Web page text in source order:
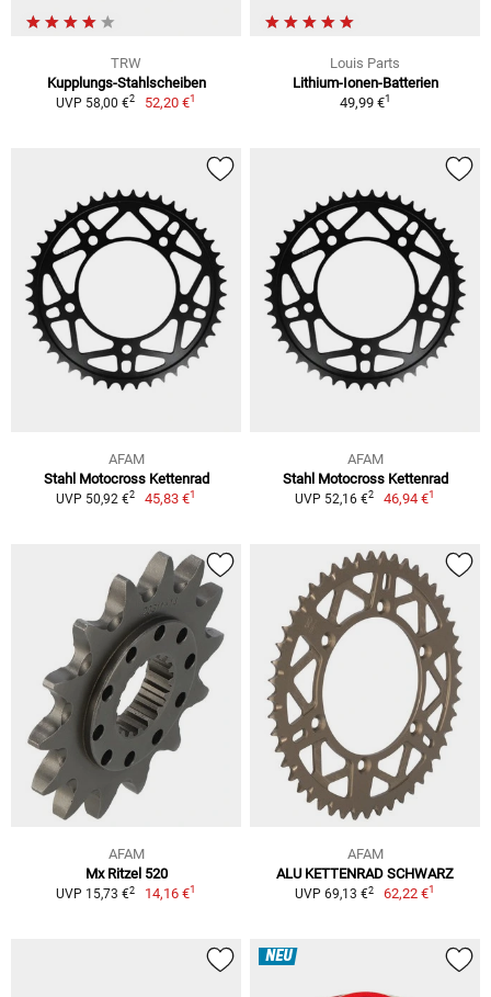
TRW
Kupplungs-Stahlscheiben
UVP 58,00 €2 52,20 €1
Louis Parts
Lithium-Ionen-Batterien
49,99 €1
AFAM
Stahl Motocross Kettenrad
UVP 50,92 €2 45,83 €1
AFAM
Stahl Motocross Kettenrad
UVP 52,16 €2 46,94 €1
AFAM
Mx Ritzel 520
UVP 15,73 €2 14,16 €1
AFAM
ALU KETTENRAD SCHWARZ
UVP 69,13 €2 62,22 €1
NEU